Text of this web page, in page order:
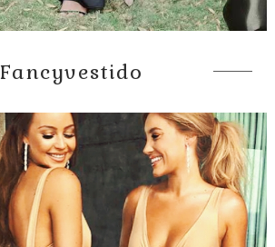
Fancyvestido